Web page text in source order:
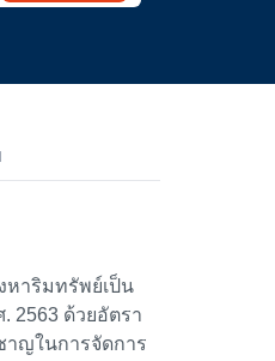
หาริมทรัพย์เป็น
2563 ด้วยอัตรา
าญในการจัดการ